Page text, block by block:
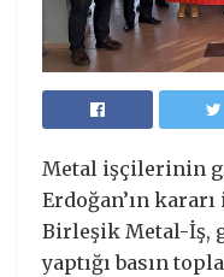
Metal işçilerinin
Erdoğan’ın
Birleşik Metal-İş,
yaptığı basın